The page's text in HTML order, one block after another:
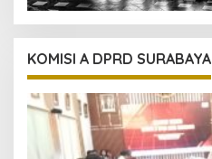
KOMISI A DPRD SURABAYA